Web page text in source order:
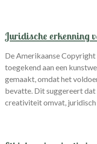
Juridische erkenning
De Amerikaanse
toegekend aan een
gemaakt, omdat het
bevatte. Dit suggereert
creativiteit omvat,